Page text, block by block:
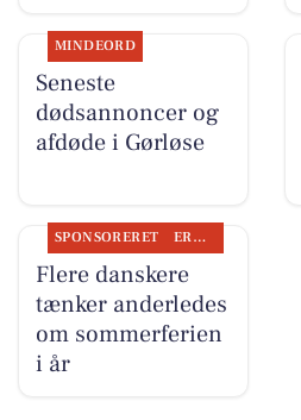
MINDEORD
Seneste
dødsannoncer og
afdøde i Gørløse
SPONSORERET ERHVERV
Flere danskere
tænker anderledes
om sommerferien
i år